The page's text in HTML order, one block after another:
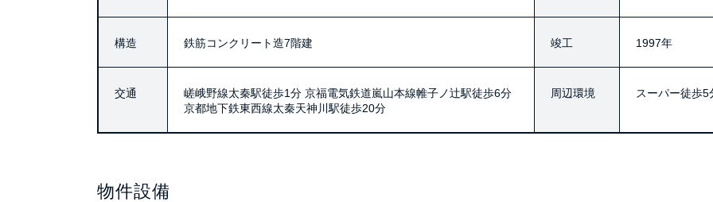
構造 鉄筋コンクリート造7階建 竣工 1997年
交通
嵯峨野線太秦駅徒歩1分 京福電気鉄道嵐山本線帷子ノ辻駅徒歩6分
京都地下鉄東西線太秦天神川駅徒歩20分
周辺環境 スーパー徒歩
物件設備